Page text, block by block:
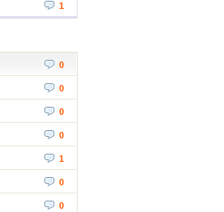
1
0
0
0
0
1
0
0